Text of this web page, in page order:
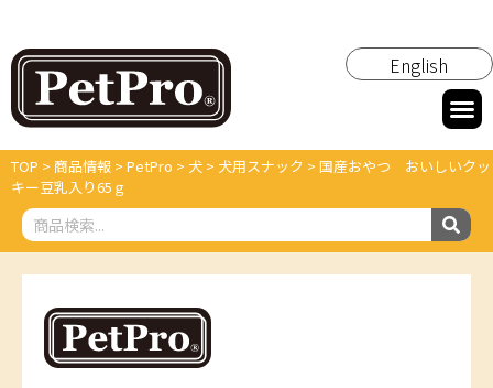
English
TOP > 商品情報 > PetPro > 犬 > 犬用スナック > 国産おやつ おいしいクッ
キー豆乳入り65ｇ